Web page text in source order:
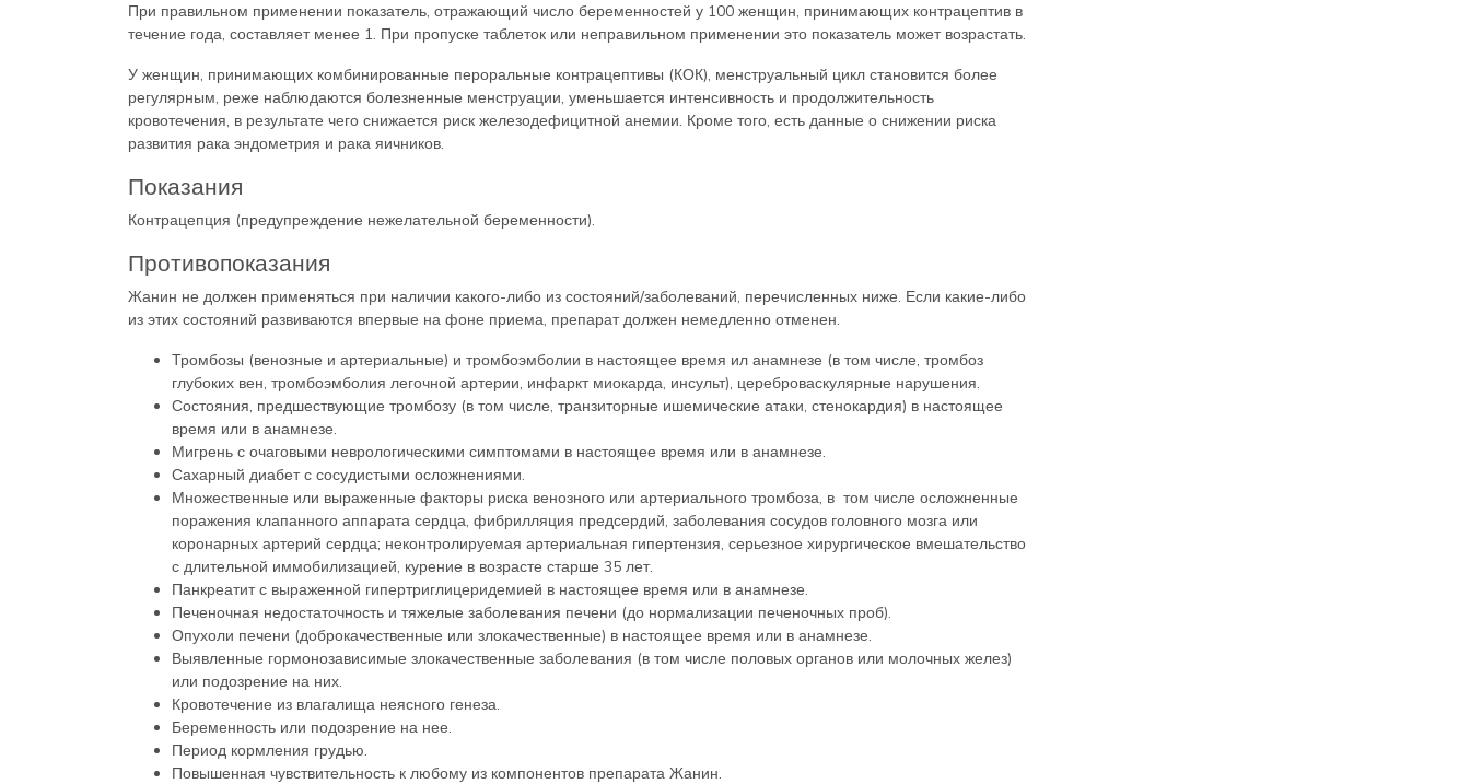
При правильном применении показатель, отражающий число беременностей у 100 женщин, принимающих контрацептив в
течение года, составляет менее 1. При пропуске таблеток или неправильном применении это показатель может возрастать.
У женщин, принимающих комбинированные пероральные контрацептивы (КОК), менструальный цикл становится более
регулярным, реже наблюдаются болезненные менструации, уменьшается интенсивность и продолжительность
кровотечения, в результате чего снижается риск железодефицитной анемии. Кроме того, есть данные о снижении риска
развития рака эндометрия и рака яичников.
Показания
Контрацепция (предупреждение нежелательной беременности).
Противопоказания
Жанин не должен применяться при наличии какого-либо из состояний/заболеваний, перечисленных ниже. Если какие-либо
из этих состояний развиваются впервые на фоне приема, препарат должен немедленно отменен.
Тромбозы (венозные и артериальные) и тромбоэмболии в настоящее время ил анамнезе (в том числе, тромбоз
глубоких вен, тромбоэмболия легочной артерии, инфаркт миокарда, инсульт), цереброваскулярные нарушения.
Состояния, предшествующие тромбозу (в том числе, транзиторные ишемические атаки, стенокардия) в настоящее
время или в анамнезе.
Мигрень с очаговыми неврологическими симптомами в настоящее время или в анамнезе.
Сахарный диабет с сосудистыми осложнениями.
Множественные или выраженные факторы риска венозного или артериального тромбоза, в том числе осложненные
поражения клапанного аппарата сердца, фибрилляция предсердий, заболевания сосудов головного мозга или
коронарных артерий сердца; неконтролируемая артериальная гипертензия, серьезное хирургическое вмешательство
с длительной иммобилизацией, курение в возрасте старше 35 лет.
Панкреатит с выраженной гипертриглицеридемией в настоящее время или в анамнезе.
Печеночная недостаточность и тяжелые заболевания печени (до нормализации печеночных проб).
Опухоли печени (доброкачественные или злокачественные) в настоящее время или в анамнезе.
Выявленные гормонозависимые злокачественные заболевания (в том числе половых органов или молочных желез)
или подозрение на них.
Кровотечение из влагалища неясного генеза.
Беременность или подозрение на нее.
Период кормления грудью.
Повышенная чувствительность к любому из компонентов препарата Жанин.